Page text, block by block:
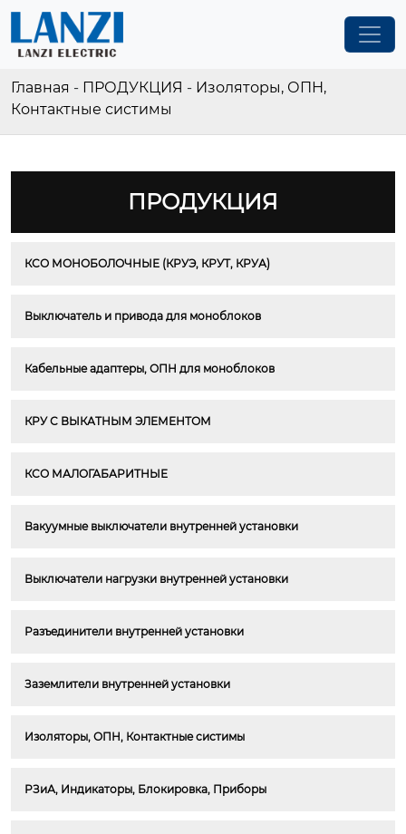
Главная - ПРОДУКЦИЯ - Изоляторы, ОПН,
Контактные систимы
ПРОДУКЦИЯ
КСО МОНОБОЛОЧНЫЕ (КРУЭ, КРУТ, КРУА)
Выключатель и привода для моноблоков
Кабельные адаптеры, ОПН для моноблоков
КРУ С ВЫКАТНЫМ ЭЛЕМЕНТОМ
КСО МАЛОГАБАРИТНЫЕ
Вакуумные выключатели внутренней установки
Выключатели нагрузки внутренней установки
Разъединители внутренней установки
Заземлители внутренней установки
Изоляторы, ОПН, Контактные систимы
РЗиА, Индикаторы, Блокировка, Приборы